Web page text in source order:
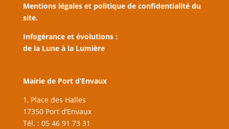
Mentions légales et politique de confidentialité du
site.
Infogérance et évolutions :
de la Lune à la Lumière
Mairie de Port d’Envaux
1, Place des Halles
17350 Port d’Envaux
Tél. : 05 46 91 73 31